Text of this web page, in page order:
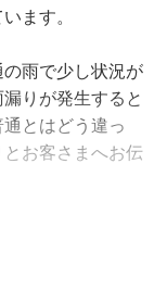
ます。
の雨で少し状況が
りが発生すると
とはどう違っ
お客さまへお伝
ました。大分市
域とのこと。沿